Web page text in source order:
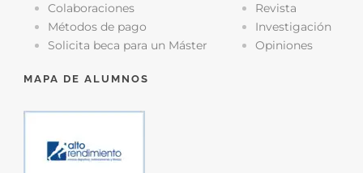
Colaboraciones
Métodos de pago
Solicita beca para un Máster
Revista
Investigación
Opiniones
MAPA DE ALUMNOS